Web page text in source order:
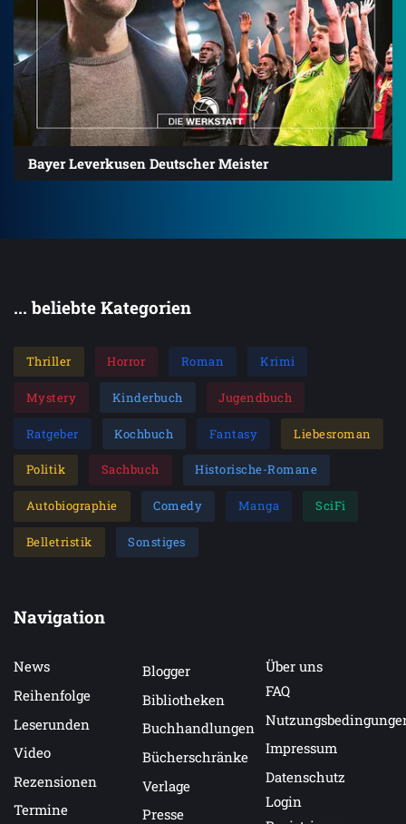
Bayer Leverkusen Deutscher Meister
... beliebte Kategorien
Thriller Horror Roman Krimi
Mystery Kinderbuch Jugendbuch
Ratgeber Kochbuch Fantasy Liebesroman
Politik Sachbuch Historische-Romane
Autobiographie Comedy Manga SciFi
Belletristik Sonstiges
Navigation
News
Reihenfolge
Leserunden
Video
Rezensionen
Termine
Blogger
Bibliotheken
Buchhandlungen
Bücherschränke
Verlage
Presse
Über uns
FAQ
Impressum
Datenschutz
Login